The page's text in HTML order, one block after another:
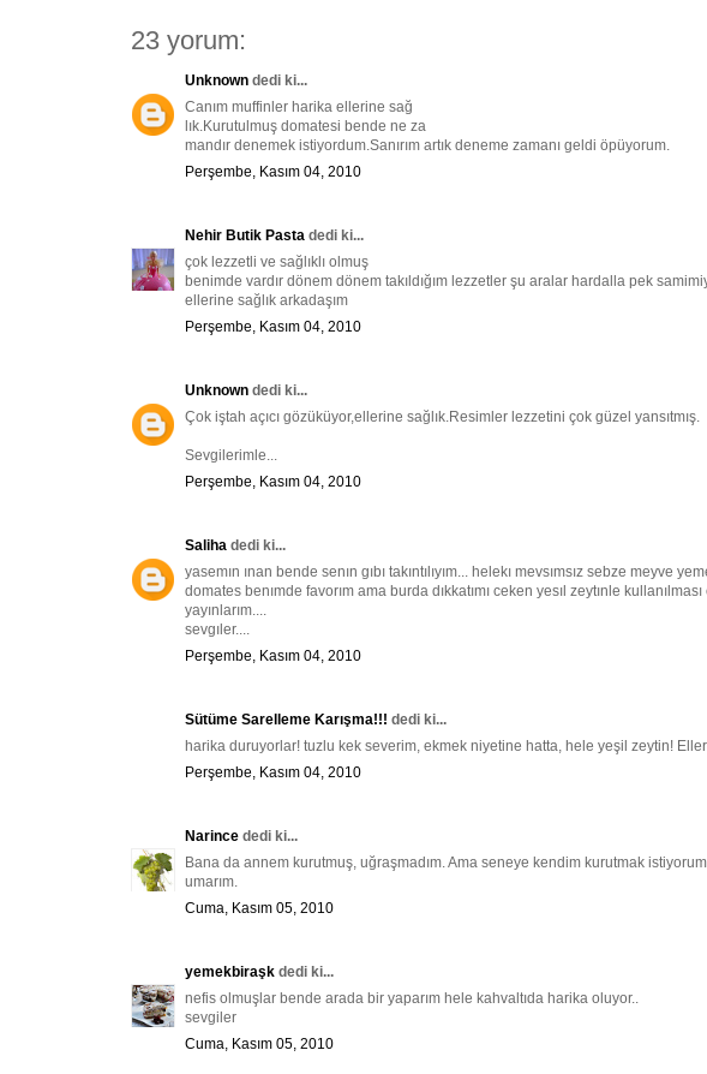
23 yorum:
Unknown dedi ki...
Canım muffinler harika ellerine sağ
lık.Kurutulmuş domatesi bende ne za
mandır denemek istiyordum.Sanırım artık deneme zamanı geldi öpüyorum.
Perşembe, Kasım 04, 2010
Nehir Butik Pasta dedi ki...
çok lezzetli ve sağlıklı olmuş
benimde vardır dönem dönem takıldığım lezzetler şu aralar hardalla pek
ellerine sağlık arkadaşım
Perşembe, Kasım 04, 2010
Unknown dedi ki...
Çok iştah açıcı gözüküyor,ellerine sağlık.Resimler lezzetini çok güzel yansıtmış.
Sevgilerimle...
Perşembe, Kasım 04, 2010
Saliha dedi ki...
yasemın ınan bende senın gıbı takıntılıyım... helekı mevsımsız sebze meyve
domates benımde favorım ama burda dıkkatımı ceken yesıl zeytınle
yayınlarım....
sevgıler....
Perşembe, Kasım 04, 2010
Sütüme Sarelleme Karışma!!! dedi ki...
harika duruyorlar! tuzlu kek severim, ekmek niyetine hatta, hele yeşil zeytin!
Perşembe, Kasım 04, 2010
Narince dedi ki...
Bana da annem kurutmuş, uğraşmadım. Ama seneye kendim kurutmak
umarım.
Cuma, Kasım 05, 2010
yemekbiraşk dedi ki...
nefis olmuşlar bende arada bir yaparım hele kahvaltıda harika oluyor..
sevgiler
Cuma, Kasım 05, 2010